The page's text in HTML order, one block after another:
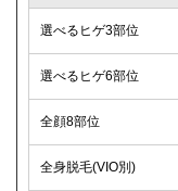
選べるヒゲ3部位
選べるヒゲ6部位
全顔8部位
全身脱毛(VIO別)